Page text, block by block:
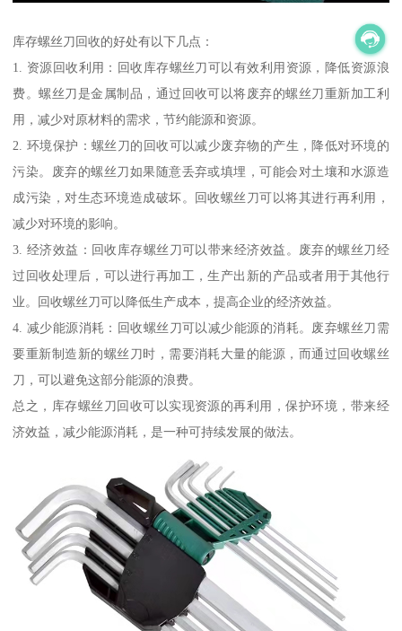
库存螺丝刀回收的好处有以下几点：
1. 资源回收利用：回收库存螺丝刀可以有效利用资源，降低资源浪
费。螺丝刀是金属制品，通过回收可以将废弃的螺丝刀重新加工利
用，减少对原材料的需求，节约能源和资源。
2. 环境保护：螺丝刀的回收可以减少废弃物的产生，降低对环境的
污染。废弃的螺丝刀如果随意丢弃或填埋，可能会对土壤和水源造
成污染，对生态环境造成破坏。回收螺丝刀可以将其进行再利用，
减少对环境的影响。
3. 经济效益：回收库存螺丝刀可以带来经济效益。废弃的螺丝刀经
过回收处理后，可以进行再加工，生产出新的产品或者用于其他行
业。回收螺丝刀可以降低生产成本，提高企业的经济效益。
4. 减少能源消耗：回收螺丝刀可以减少能源的消耗。废弃螺丝刀需
要重新制造新的螺丝刀时，需要消耗大量的能源，而通过回收螺丝
刀，可以避免这部分能源的浪费。
总之，库存螺丝刀回收可以实现资源的再利用，保护环境，带来经
济效益，减少能源消耗，是一种可持续发展的做法。